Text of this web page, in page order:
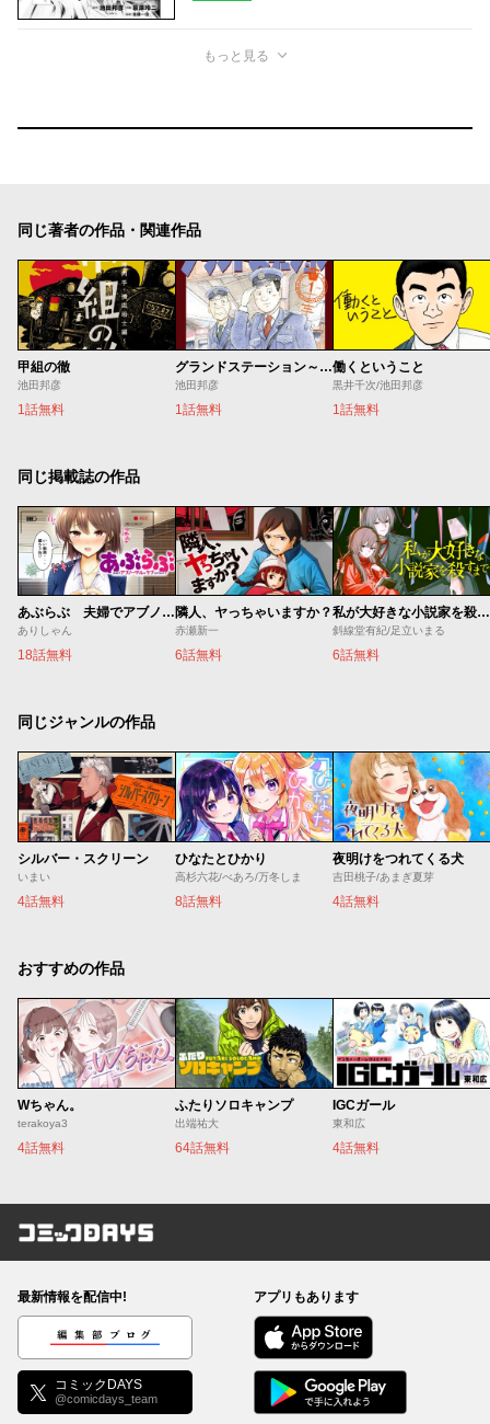
もっと見る
同じ著者の作品・関連作品
甲組の徹
池田邦彦
1話無料
グランドステーション～上野駅鉄道公安室日常～
池田邦彦
1話無料
働くということ
黒井千次/池田邦彦
1話無料
同じ掲載誌の作品
あぶらぶ 夫婦でアブノーマルなラブしませんか？
ありしゃん
18話無料
隣人、ヤっちゃいますか？
赤瀬新一
6話無料
私が大好きな小説家を殺すまで
斜線堂有紀/足立いまる
6話無料
同じジャンルの作品
シルバー・スクリーン
いまい
4話無料
ひなたとひかり
高杉六花/べあろ/万冬しま
8話無料
夜明けをつれてくる犬
吉田桃子/あまぎ夏芽
4話無料
おすすめの作品
Wちゃん。
terakoya3
4話無料
ふたりソロキャンプ
出端祐大
64話無料
IGCガール
東和広
4話無料
コミックDAYS
最新情報を配信中!
編集部ブログ
コミックDAYS
@comicdays_team
アプリもあります